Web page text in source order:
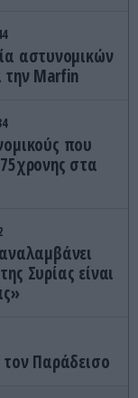
αστυνομικών
την Marfin
που
στα
Συρίας είναι
Παράδεισο